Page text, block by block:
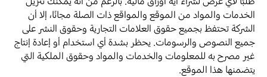
الخدمات والمواد من الموقع والمواقع ذات الصلة مجانًا، إلا أن
الشركة تحتفظ بجميع حقوق العلامات التجارية وحقوق النشر على
جميع النصوص والرسومات. يحظر بشدة أي استخدام أو إعادة إنتاج
غير مصرح به للمعلومات والخدمات والمواد وحقوق الملكية التي
يتضمنها هذا الموقع.